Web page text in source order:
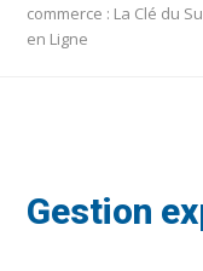
commerce : La Clé du
en Ligne
Gestion